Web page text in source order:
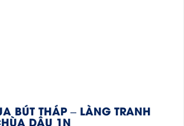
BÚT THÁP – LÀNG TRANH
DÂU 1N